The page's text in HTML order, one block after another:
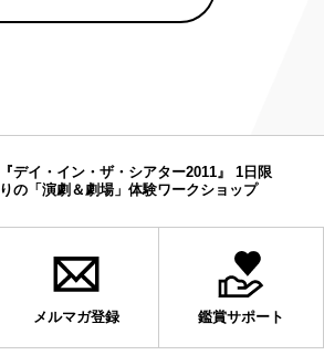
『デイ・イン・ザ・シアター2011』 1日限
りの「演劇＆劇場」体験ワークショップ
メルマガ登録 鑑賞サポート